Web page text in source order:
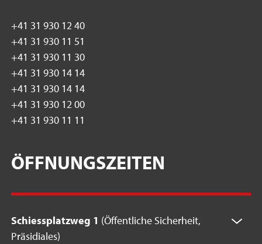
+41 31 930 12 40
+41 31 930 11 51
+41 31 930 11 30
+41 31 930 14 14
+41 31 930 14 14
+41 31 930 12 00
+41 31 930 11 11
ÖFFNUNGSZEITEN
Schiessplatzweg 1 (Öffentliche Sicherheit,
Präsidiales)